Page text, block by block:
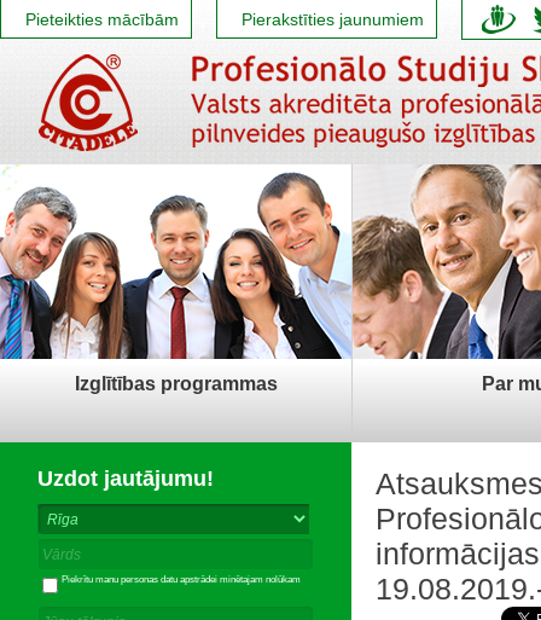
Pieteikties mācībām Pierakstīties jaunumiem
Izglītības programmas Par
Uzdot jautājumu!
Piekrītu manu personas datu apstrādei minētajam nolūkam